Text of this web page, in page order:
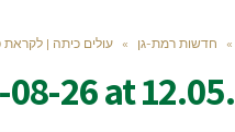
» חדשות רמת-גן » עולים כיתה |
26 at